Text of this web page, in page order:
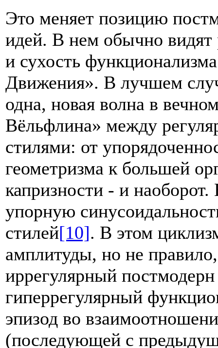
Это меняет позицию
идей. В нем обычно видят
и сухость
Движения». В лучшем
одна, новая волна в
Вёльфлина» между
стилями: от
геометризма к большей
капризности - и
упорную
стилей[10]. В этом
амплитуды, но не
иррегулярный
гиперрегулярный
эпизод во
(последующей с